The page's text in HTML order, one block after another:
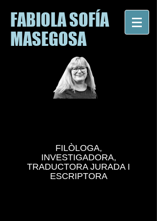
FABIOLA SOFÍA
MASEGOSA
FILÒLOGA,
INVESTIGADORA,
TRADUCTORA JURADA I
ESCRIPTORA